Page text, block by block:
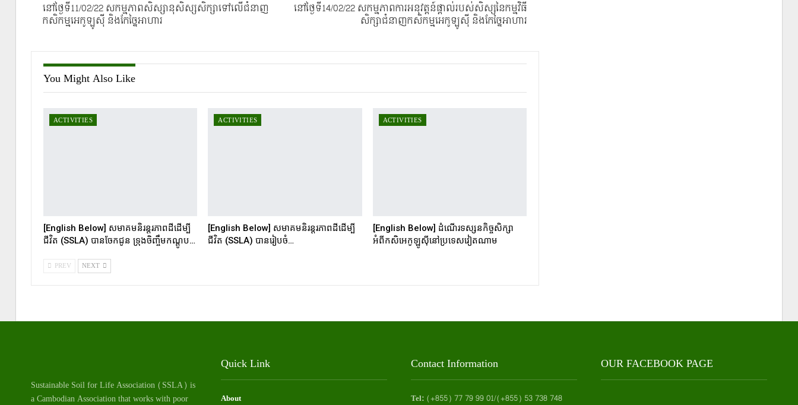
នៅថ្ងៃទី11/02/22 សកម្មភាពសិស្សានុសិស្សសិក្សាទៅលើជំនាញ
កសិកម្មអេកូឡូស៊ី និងកែច្នៃអាហារ
នៅថ្ងៃទី14/02/22 សកម្មភាពការអនុវត្តន៍ផ្តាល់របស់សិស្សនៃកម្មវិធី
សិក្សាជំនាញកសិកម្មអេកូឡូស៊ី និងកែច្នៃអាហារ
You Might Also Like
ACTIVITIES
[English Below] សមាគមនិរន្តរភាពដីដើម្បី
ជីវិត (SSLA) បានចែកជូន ទ្រុងចិញ្ចឹមកណ្ដូប…
ACTIVITIES
[English Below] សមាគមនិរន្តរភាពដីដើម្បី
ជីវិត (SSLA) បានរៀបចំ…
ACTIVITIES
[English Below] ដំណើរទស្សនកិច្ចសិក្សា
អំពីកសិអេកូឡូស៊ីនៅប្រទេសវៀតណាម
PREV NEXT
Sustainable Soil for Life Association (SSLA) is
a Cambodian Association that works with poor
Quick Link
About
Contact Information
Tel: (+855) 77 79 99 01/(+855) 53 738 748
OUR FACEBOOK PAGE